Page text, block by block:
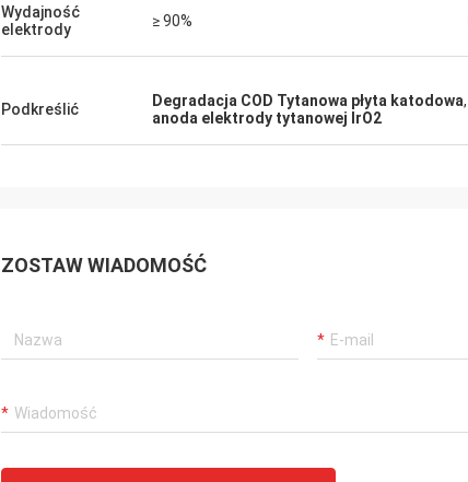
Wydajność
elektrody
≥ 90%
Podkreślić Degradacja COD Tytanowa płyta katodowa,
anoda elektrody tytanowej IrO2
ZOSTAW WIADOMOŚĆ